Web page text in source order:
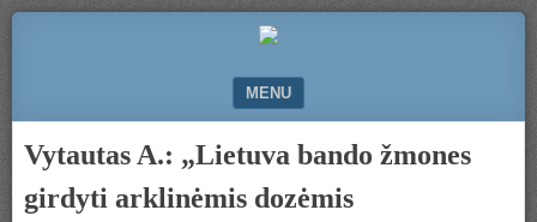
MENU
Vytautas A.: „Lietuva bando žmones
girdyti arklinėmis dozėmis